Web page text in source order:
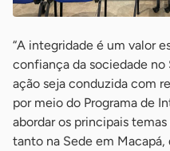
“A integridade é um valor
confiança da sociedade no
ação seja conduzida com
por meio do Programa de
abordar os principais
tanto na Sede em Macapá,